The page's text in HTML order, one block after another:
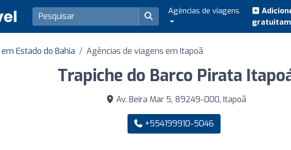
Agências de viagens
Estado do Bahia Agências de viagens em Itapoã
Trapiche do Barco Pirata
Av. Beira Mar 5, 89249-000, Itapoã
+554199910-5046